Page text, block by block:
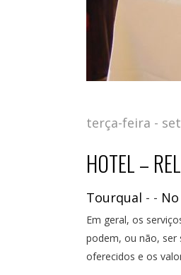
terça-feira -
HOTEL –
Tourqual - -
Em geral, os
podem, ou não, ser
oferecidos e os